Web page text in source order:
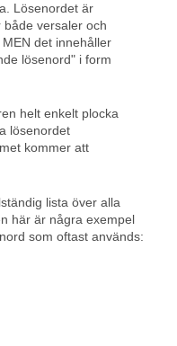
Lösenordet är
versaler och
det innehåller
lösenord" i form
helt enkelt plocka
lösenordet
kommer att
lista över alla
här är några exempel
som oftast används: